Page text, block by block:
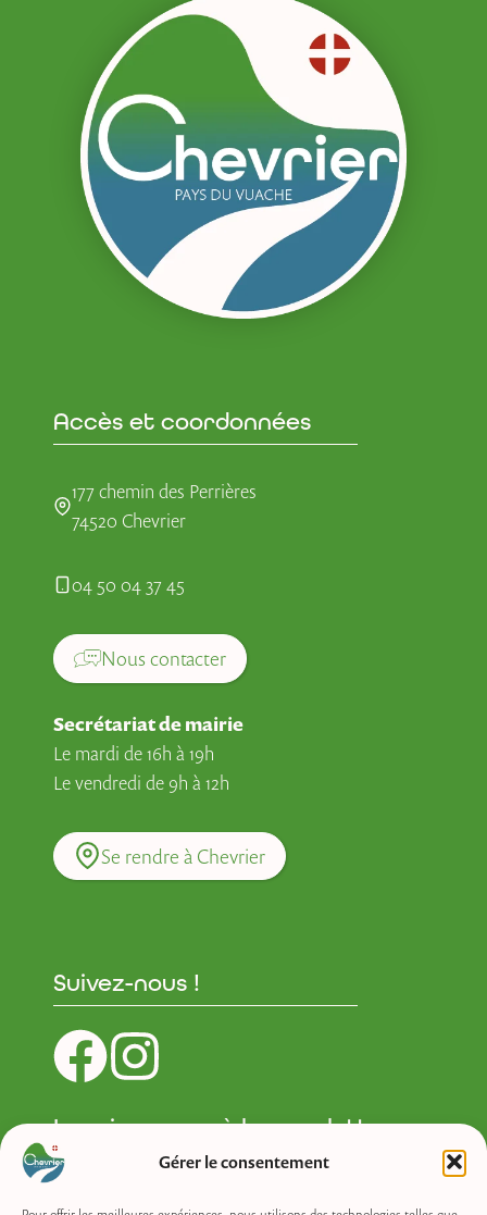
Gérer le consentement
Accès et coordonnées
177 chemin des Perrières
74520 Chevrier
04 50 04 37 45
Nous contacter
Secrétariat de mairie
Le mardi de 16h à 19h
Le vendredi de 9h à 12h
Se rendre à Chevrier
Suivez-nous !
Inscrivez-vous à la newsletter :
Newsletter